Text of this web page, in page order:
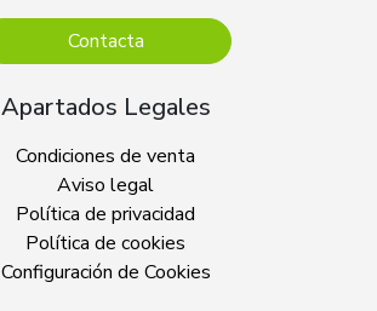
Contacta
Apartados Legales
Condiciones de venta
Aviso legal
Política de privacidad
Política de cookies
Configuración de Cookies